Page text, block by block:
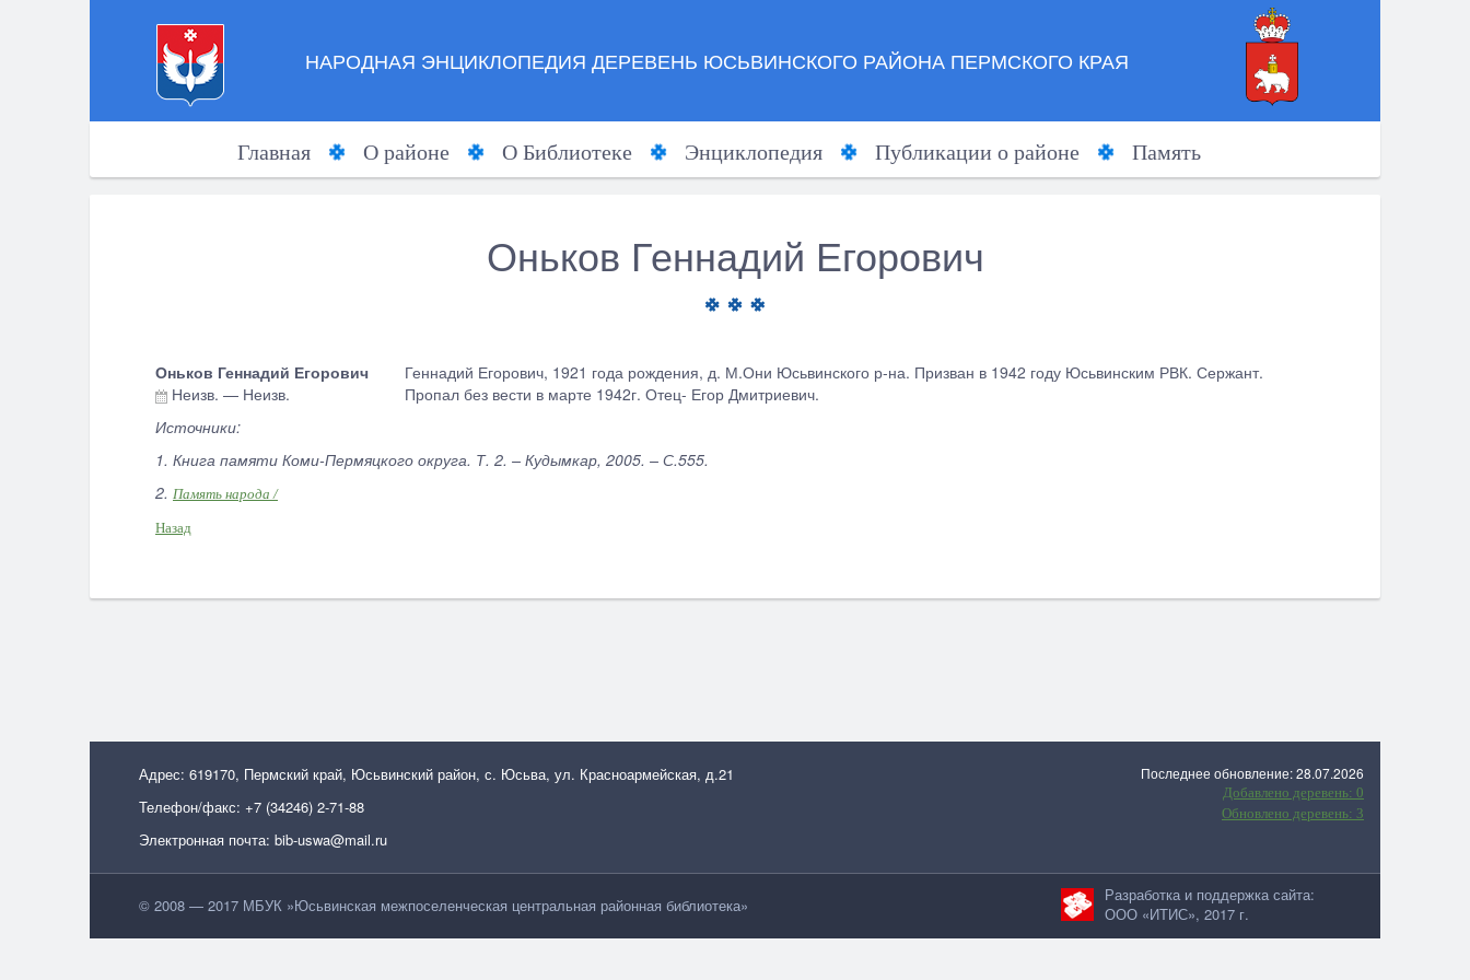
НАРОДНАЯ ЭНЦИКЛОПЕДИЯ ДЕРЕВЕНЬ ЮСЬВИНСКОГО РАЙОНА ПЕРМСКОГО КРАЯ
Главная О районе О Библиотеке Энциклопедия Публикации о районе Память
Оньков Геннадий Егорович
Оньков Геннадий Егорович
Неизв. — Неизв.
Геннадий Егорович, 1921 года рождения, д. М.Они Юсьвинского р-на. Призван в 1942 году Юсьвинским РВК. Сержант.
Пропал без вести в марте 1942г. Отец- Егор Дмитриевич.
Источники:
1. Книга памяти Коми-Пермяцкого округа. Т. 2. – Кудымкар, 2005. – С.555.
2. Память народа /
Назад
Адрес: 619170, Пермский край, Юсьвинский район, с. Юсьва, ул. Красноармейская, д.21
Телефон/факс: +7 (34246) 2-71-88
Электронная почта: bib-uswa@mail.ru
Последнее обновление: 28.07.2026
Добавлено деревень: 0
Обновлено деревень: 3
© 2008 — 2017 МБУК »Юсьвинская межпоселенческая центральная районная библиотека»
Разработка и поддержка сайта:
ООО «ИТИС», 2017 г.